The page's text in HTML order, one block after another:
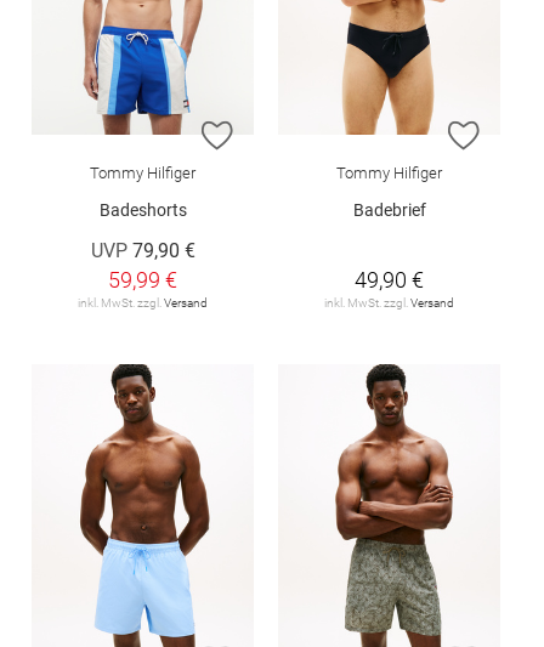
ZUR WUNSCHLISTE HINZUFÜGEN
Tommy Hilfiger
Badeshorts
UVP 79,90 €
59,99 €
inkl. MwSt. zzgl. Versand
ZUR
Tommy Hilfiger
Badebrief
49,90 €
inkl. MwSt. zzgl. Versand